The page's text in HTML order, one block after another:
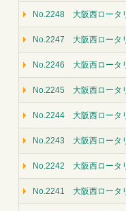
No.2248 大阪西ロータ
No.2247 大阪西ロータ
No.2246 大阪西ロータ
No.2245 大阪西ロータ
No.2244 大阪西ロータ
No.2243 大阪西ロータ
No.2242 大阪西ロータ
No.2241 大阪西ロータ